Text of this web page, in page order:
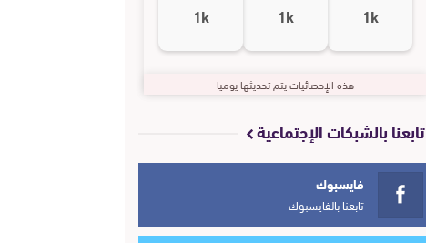
1k
1k
1k
هذه الإحصائيات يتم تحديثها يوميا
تابعنا بالشبكات الإجتماعية
فايسبوك
تابعنا بالفايسبوك